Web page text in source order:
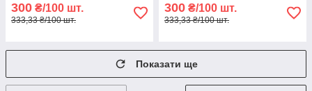
300 ₴/100 шт.
333,33 ₴/100 шт.
300 ₴/100 шт.
333,33 ₴/100 шт.
Показати ще